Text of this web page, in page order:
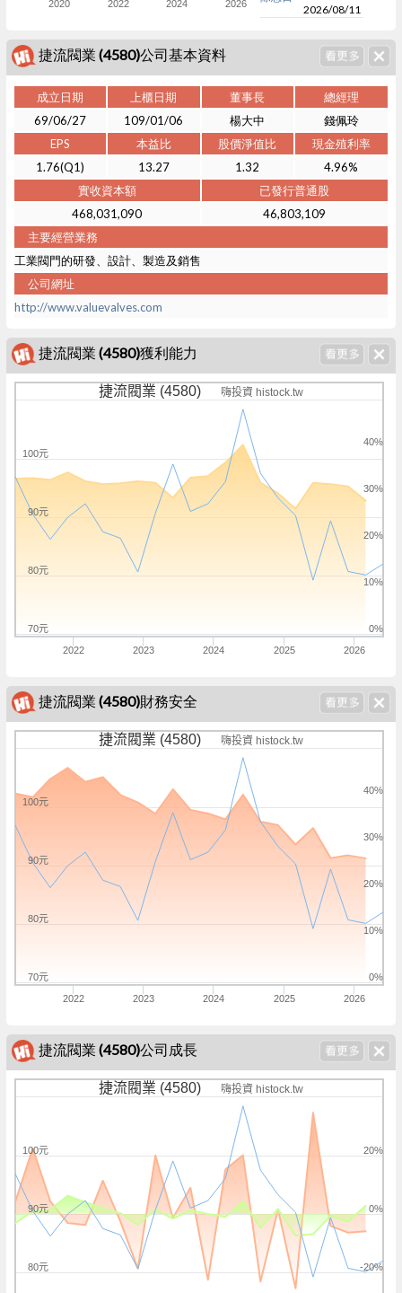
2020 2022 2024 2026
2026/08/11
捷流閥業 (4580)公司基本資料
成立日期 上櫃日期 董事長
總經理
69/06/27
109/01/06 楊大中
錢佩玲
EPS
本益比 股價淨值比
現金殖利率
1.76(Q1)
13.27 1.32
4.96%
實收資本額
已發行普通股
468,031,090
46,803,109
主要經營業務
工業閥門的研發、設計、製造及銷售
公司網址
http://www.valuevalves.com
捷流閥業 (4580)獲利能力
捷流閥業 (4580) 嗨投資 histock.tw
2022 2023 2024 2025 2026
0%
10%
20%
30%
40%
70元
80元
90元
100元
捷流閥業 (4580)財務安全
捷流閥業 (4580) 嗨投資 histock.tw
2022 2023 2024 2025 2026
0%
10%
20%
30%
40%
70元
80元
90元
100元
捷流閥業 (4580)公司成長
捷流閥業 (4580) 嗨投資 histock.tw
-20%
0%
20%
80元
90元
100元